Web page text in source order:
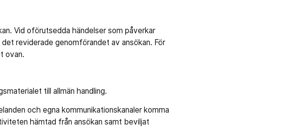
Vid oförutsedda händelser som påverkar
reviderade genomförandet av ansökan. För
ovan.
till allmän handling.
och egna kommunikationskanaler komma
hämtad från ansökan samt beviljat